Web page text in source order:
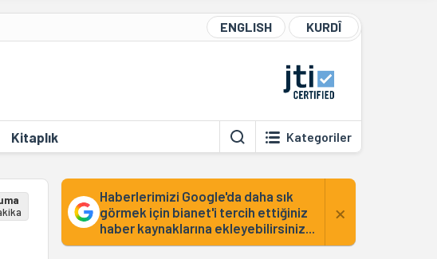
ENGLISH KURDÎ
Kitaplık Kategoriler
Haberlerimizi Google'da daha sık
görmek için bianet'i tercih ettiğiniz
haber kaynaklarına ekleyebilirsiniz...
×